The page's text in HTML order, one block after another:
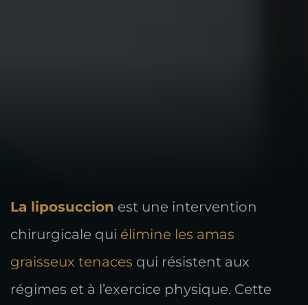
La liposuccion est une intervention
chirurgicale qui élimine les amas
graisseux tenaces qui résistent aux
régimes et à l’exercice physique. Cette